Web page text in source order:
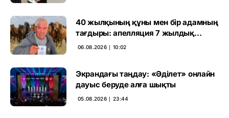
40 жылқының құны мен бір адамның
тағдыры: апелляция 7 жылдық
үкімді бұзды
06.08.2026 ∣ 10:02
Экрандағы таңдау: «Әділет» онлайн
дауыс беруде алға шықты
05.08.2026 ∣ 23:44